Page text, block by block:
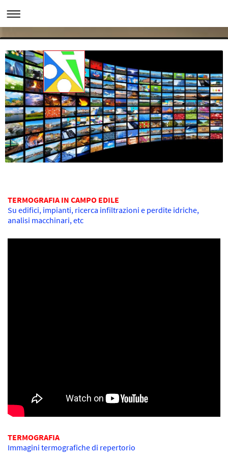
TERMOGRAFIA IN CAMPO EDILE
Su edifici, impianti, ricerca infiltrazioni e perdite idriche,
analisi macchinari, etc
TERMOGRAFIA
Immagini termografiche di repertorio